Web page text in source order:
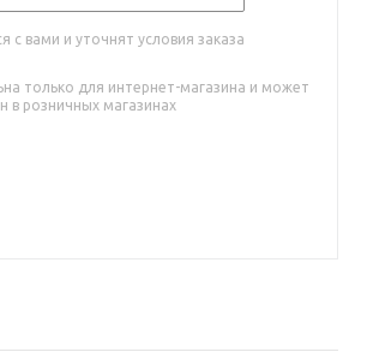
вами и уточнят условия заказа
только для интернет-магазина и может
в розничных магазинах